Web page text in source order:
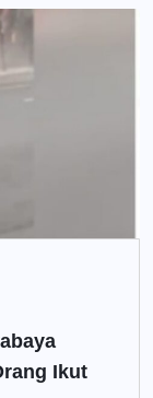
Ikut